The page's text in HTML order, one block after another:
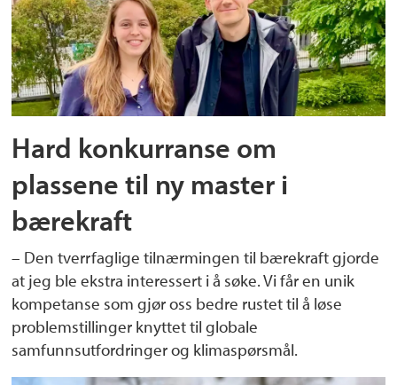
Hard konkurranse om
plassene til ny master i
bærekraft
– Den tverrfaglige tilnærmingen til bærekraft gjorde
at jeg ble ekstra interessert i å søke. Vi får en unik
kompetanse som gjør oss bedre rustet til å løse
problemstillinger knyttet til globale
samfunnsutfordringer og klimaspørsmål.